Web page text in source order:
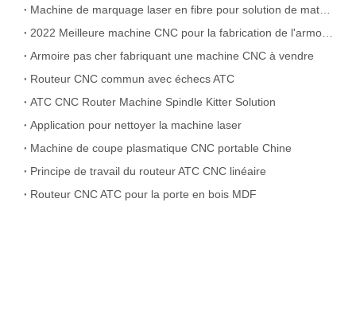
Armoire pas cher fabriquant une machine CNC à vendre
Routeur CNC commun avec échecs ATC
ATC CNC Router Machine Spindle Kitter Solution
Application pour nettoyer la machine laser
Machine de coupe plasmatique CNC portable Chine
Principe de travail du routeur ATC CNC linéaire
Routeur CNC ATC pour la porte en bois MDF